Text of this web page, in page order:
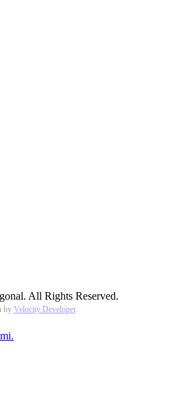
All Rights Reserved.
by Velocity Developer.